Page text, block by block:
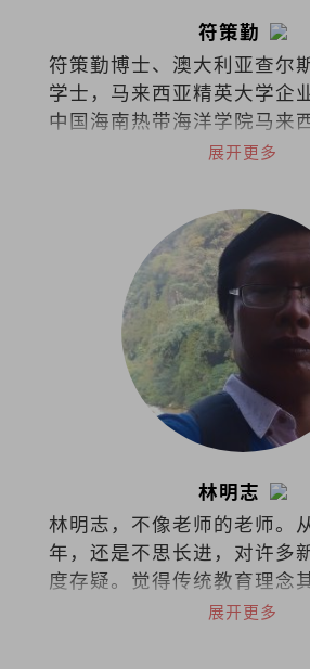
符策勤
符策勤博士、澳大利亚查尔
学士，马来西亚精英大学企
中国海南热带海洋学院马来
学术委员会委员。展开更多
林明志
林明志，不像老师的老师。
年，还是不思长进，对许多
度存疑。觉得传统教育理念
错，至少老师还是老师，学
展开更多